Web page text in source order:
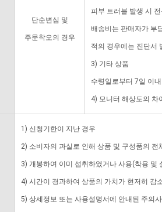
단순변심 및
주문착오의 경우
피부 트러블 발생 시
배송비는 판매자가 부
적의 경우에는 진단서
3) 기타 상품
수령일로부터 7일 이
4) 모니터 해상도의 차
1) 신청기한이 지난 경우
2) 소비자의 과실로 인해 상품 및 구성품의
3) 개봉하여 이미 섭취하였거나 사용(착용 및
4) 시간이 경과하여 상품의 가치가 현저히 감
5) 상세정보 또는 사용설명서에 안내된 주의